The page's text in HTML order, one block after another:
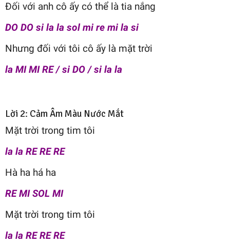
Đối với anh cô ấy có thể là tia nắng
DO DO si la la sol mi re mi la si
Nhưng đối với tôi cô ấy là mặt trời
la MI MI RE / si DO / si la la
Lời 2: Cảm Âm Màu Nước Mắt
Mặt trời trong tim tôi
la la RE RE RE
Hà ha há ha
RE MI SOL MI
Mặt trời trong tim tôi
la la RE RE RE